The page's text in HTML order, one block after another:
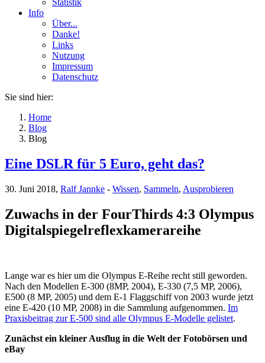
Statistik
Info
Über...
Danke!
Links
Nutzung
Impressum
Datenschutz
Sie sind hier:
Home
Blog
Blog
Eine DSLR für 5 Euro, geht das?
30. Juni 2018, Ralf Jannke - Wissen, Sammeln, Ausprobieren
Zuwachs in der FourThirds 4:3 Olympus
Digitalspiegelreflexkamerareihe
Lange war es hier um die Olympus E-Reihe recht still geworden.
Nach den Modellen E-300 (8MP, 2004), E-330 (7,5 MP, 2006),
E500 (8 MP, 2005) und dem E-1 Flaggschiff von 2003 wurde jetzt
eine E-420 (10 MP, 2008) in die Sammlung aufgenommen. Im
Praxisbeitrag zur E-500 sind alle Olympus E-Modelle gelistet.
Zunächst ein kleiner Ausflug in die Welt der Fotobörsen und
eBay